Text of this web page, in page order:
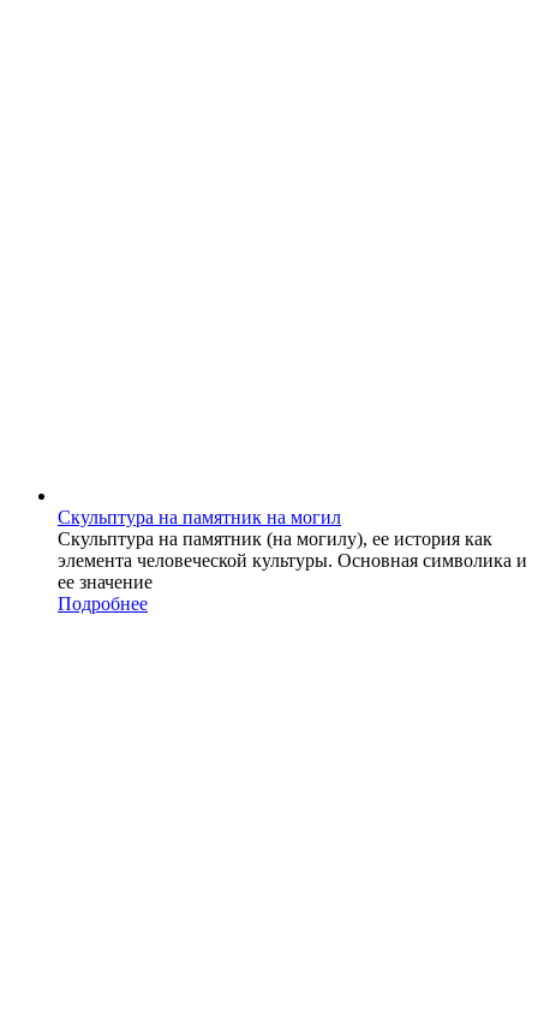
Скульптура на памятник на могил
Скульптура на памятник (на могилу), ее история как
элемента человеческой культуры. Основная символика и
ее значение
Подробнее